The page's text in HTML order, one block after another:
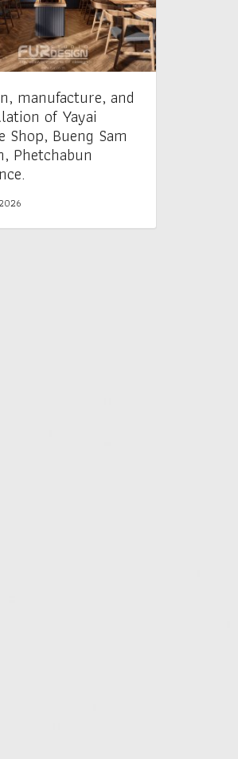
manufacture, and
of Yayai
Shop, Bueng Sam
Phetchabun